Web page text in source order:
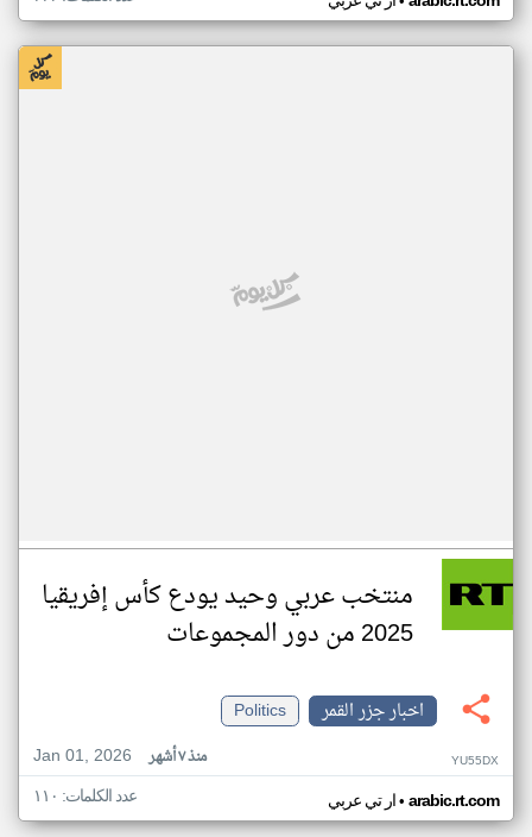
منتخب عربي وحيد يودع كأس إفريقيا
2025 من دور المجموعات
اخبار جزر القمر
Politics
Jan 01, 2026
منذ ٧ أشهر YU55DX
ار تي عربي• arabic.rt.com عدد الكلمات: ١١٠